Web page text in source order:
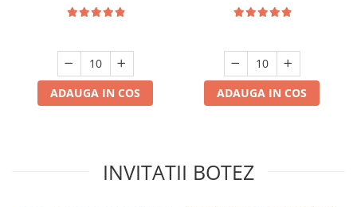
ADAUGA IN COS ADAUGA IN COS
INVITATII BOTEZ